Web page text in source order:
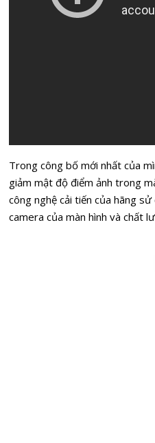
Trong công bố mới nhất của
giảm mật độ điểm ảnh trong
công nghệ cải tiến của hãng
camera của màn hình và chất